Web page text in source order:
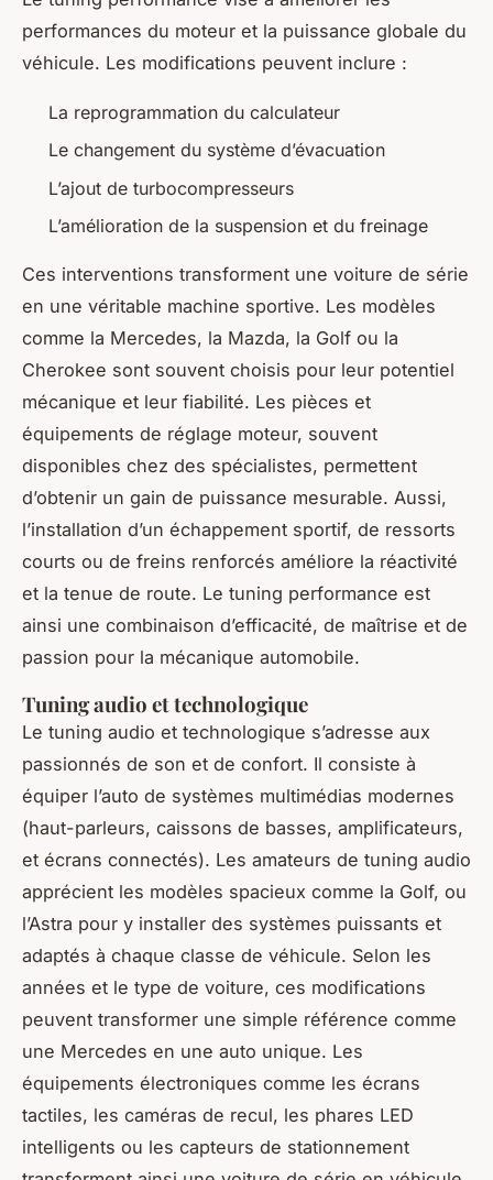
performances du moteur et la puissance globale du
véhicule. Les modifications peuvent inclure :
La reprogrammation du calculateur
Le changement du système d’évacuation
L’ajout de turbocompresseurs
L’amélioration de la suspension et du freinage
Ces interventions transforment une voiture de série
en une véritable machine sportive. Les modèles
comme la Mercedes, la Mazda, la Golf ou la
Cherokee sont souvent choisis pour leur potentiel
mécanique et leur fiabilité. Les pièces et
équipements de réglage moteur, souvent
disponibles chez des spécialistes, permettent
d’obtenir un gain de puissance mesurable. Aussi,
l’installation d’un échappement sportif, de ressorts
courts ou de freins renforcés améliore la réactivité
et la tenue de route. Le tuning performance est
ainsi une combinaison d’efficacité, de maîtrise et de
passion pour la mécanique automobile.
Tuning audio et technologique
Le tuning audio et technologique s’adresse aux
passionnés de son et de confort. Il consiste à
équiper l’auto de systèmes multimédias modernes
(haut-parleurs, caissons de basses, amplificateurs,
et écrans connectés). Les amateurs de tuning audio
apprécient les modèles spacieux comme la Golf, ou
l’Astra pour y installer des systèmes puissants et
adaptés à chaque classe de véhicule. Selon les
années et le type de voiture, ces modifications
peuvent transformer une simple référence comme
une Mercedes en une auto unique. Les
équipements électroniques comme les écrans
tactiles, les caméras de recul, les phares LED
intelligents ou les capteurs de stationnement